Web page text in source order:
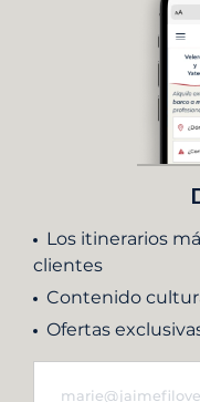
Los itinerarios
clientes
Contenido
Ofertas